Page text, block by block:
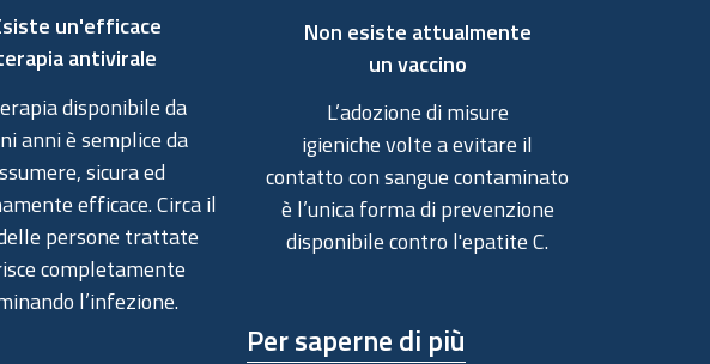
un'efficace
antivirale
disponibile da
anni è semplice da
sicura ed
efficace. Circa il
persone trattate
completamente
l’infezione.
Non esiste attualmente
unvaccino
L’adozione di misure
igieniche volte a evitare il
contatto con sangue contaminato
è l’unica forma di prevenzione
disponibile contro l'epatite C.
Per saperne di più